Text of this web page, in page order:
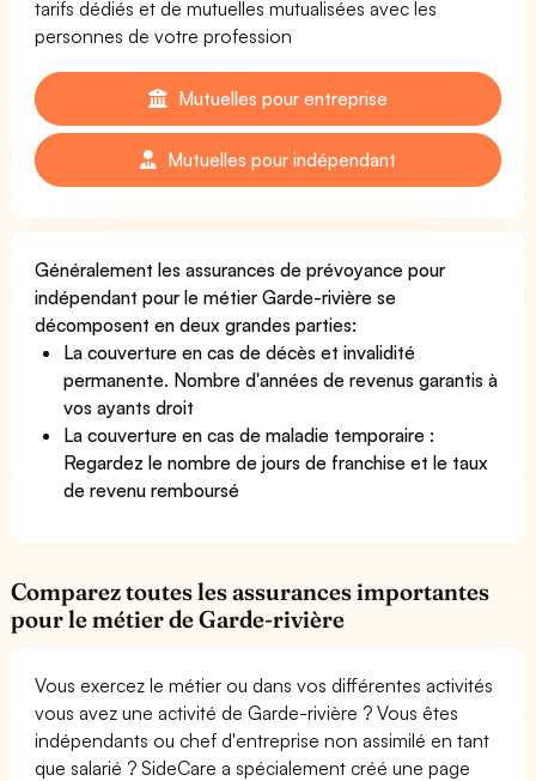
tarifs dédiés et de mutuelles mutualisées avec les
personnes de votre profession
Mutuelles pour entreprise
Mutuelles pour indépendant
Généralement les assurances de prévoyance pour
indépendant pour le métier Garde-rivière se
décomposent en deux grandes parties:
La couverture en cas de décès et invalidité
permanente. Nombre d'années de revenus garantis à
vos ayants droit
La couverture en cas de maladie temporaire :
Regardez le nombre de jours de franchise et le taux
de revenu remboursé
Comparez toutes les assurances importantes
pour le métier de Garde-rivière
Vous exercez le métier ou dans vos différentes activités
vous avez une activité de Garde-rivière ? Vous êtes
indépendants ou chef d'entreprise non assimilé en tant
que salarié ? SideCare a spécialement créé une page